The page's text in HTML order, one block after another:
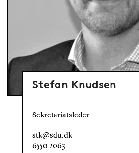
Stefan Knudsen
Sekretariatsleder
stk@sdu.dk
6550 2063